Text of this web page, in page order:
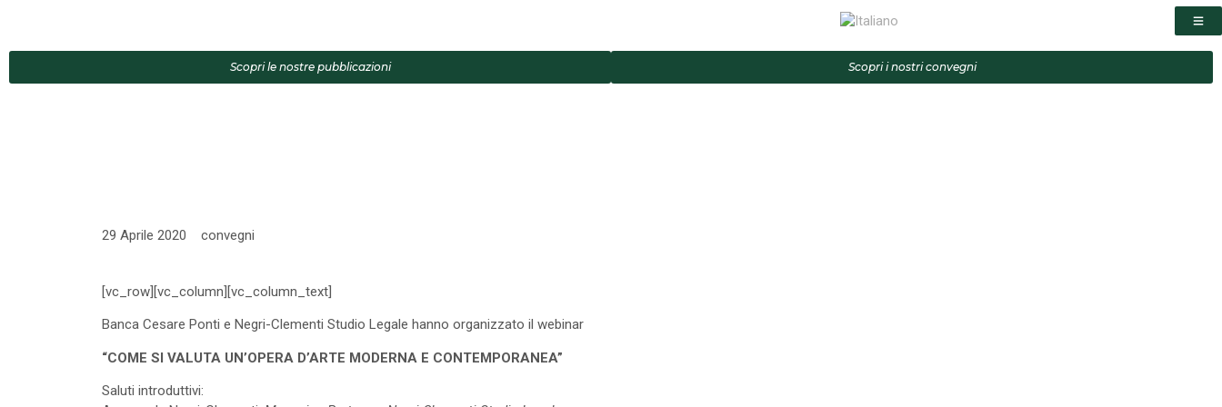
Scopri le nostre pubblicazioni Scopri i nostri convegni
29 Aprile 2020 convegni
[vc_row][vc_column][vc_column_text]
Banca Cesare Ponti e Negri-Clementi Studio Legale hanno organizzato il webinar
“COME SI VALUTA UN’OPERA D’ARTE MODERNA E CONTEMPORANEA”
Saluti introduttivi: